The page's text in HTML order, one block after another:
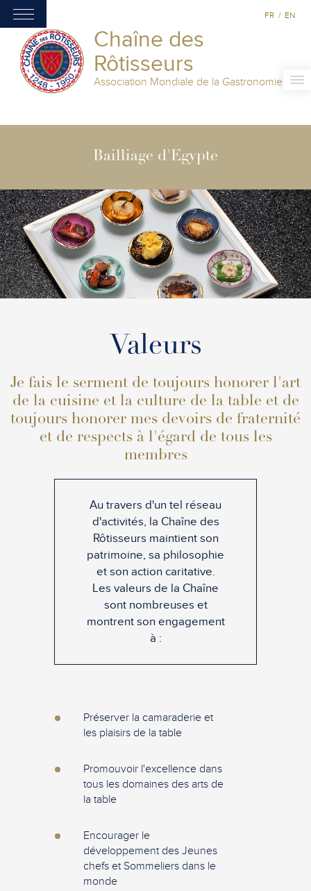
Chaîne des
Rôtisseurs
Association Mondiale de la Gastronomie
FR / EN
Bailliage d'Egypte
Valeurs
Je fais le serment de toujours honorer l'art
de la cuisine et la culture de la table et de
toujours honorer mes devoirs de fraternité
et de respects à l'égard de tous les
membres
Au travers d'un tel réseau
d'activités, la Chaîne des
Rôtisseurs maintient son
patrimoine, sa philosophie
et son action caritative.
Les valeurs de la Chaîne
sont nombreuses et
montrent son engagement
à :
Préserver la camaraderie et
les plaisirs de la table
Promouvoir l'excellence dans
tous les domaines des arts de
la table
Encourager le
développement des Jeunes
chefs et Sommeliers dans le
monde